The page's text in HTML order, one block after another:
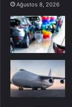
Ağustos 8, 2026